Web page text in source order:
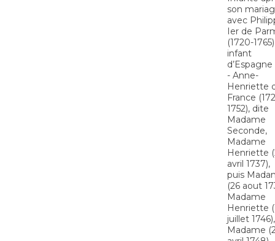
son
avec
Ier de
(1720-
infant
d’Espagne
- Anne-
Henriette
France
1752), dite
Madame
Seconde,
Madame
Henriette
avril 1737),
puis
(26 aout
Madame
Henriette
juillet 1746),
Madame